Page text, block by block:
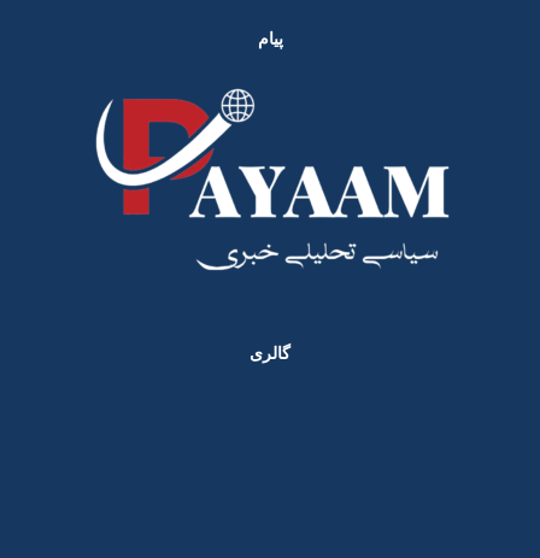
پیام
گالری